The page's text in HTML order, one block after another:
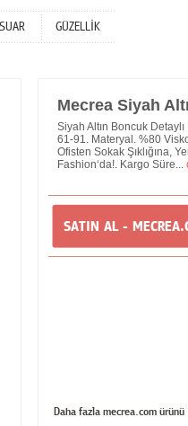
GÜZELLİK
Mecrea Siyah
Siyah Altın Boncuk
61-91. Materyal. %80
Ofisten Sokak Şıklığına,
Fashion‘da!. Kargo Süre...
SATIN AL -
Daha fazla mecrea.com ürünü